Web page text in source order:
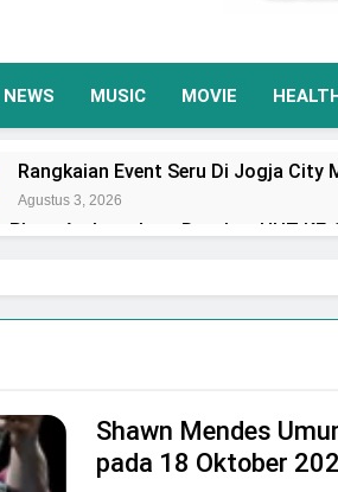
NEWS MUSIC MOVIE
Rangkaian Event Seru Di Jogja City
Agustus 3, 2026
Plaza Ambarrukmo Rayakan HUT KE-
Rayakan HUT RI ke-81, Plaza
dengan Pesona Malioboro
Juli 31, 2026
Shawn Mendes
pada 18 Oktober